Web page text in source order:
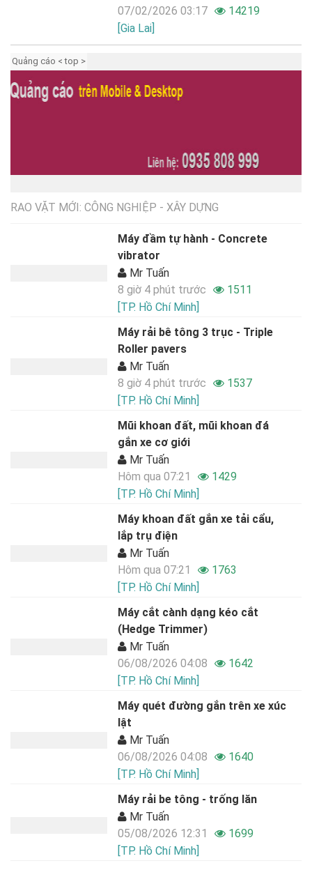
07/02/2026 03:17
14219
[Gia Lai]
Quảng cáo < top >
RAO VẶT MỚI: CÔNG NGHIỆP - XÂY DỰNG
Máy đầm tự hành - Concrete
vibrator
Mr Tuấn
8 giờ 4 phút trước
1511
[TP. Hồ Chí Minh]
Máy rải bê tông 3 trục - Triple
Roller pavers
Mr Tuấn
8 giờ 4 phút trước
1537
[TP. Hồ Chí Minh]
Mũi khoan đất, mũi khoan đá
gắn xe cơ giới
Mr Tuấn
Hôm qua 07:21
1429
[TP. Hồ Chí Minh]
Máy khoan đất gắn xe tải cẩu,
lắp trụ điện
Mr Tuấn
Hôm qua 07:21
1763
[TP. Hồ Chí Minh]
Máy cắt cành dạng kéo cắt
(Hedge Trimmer)
Mr Tuấn
06/08/2026 04:08
1642
[TP. Hồ Chí Minh]
Máy quét đường gắn trên xe xúc
lật
Mr Tuấn
06/08/2026 04:08
1640
[TP. Hồ Chí Minh]
Máy rải be tông - trống lăn
Mr Tuấn
05/08/2026 12:31
1699
[TP. Hồ Chí Minh]